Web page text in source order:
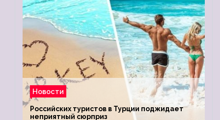
Новости
Российских туристов в Турции поджидает
неприятный сюрприз